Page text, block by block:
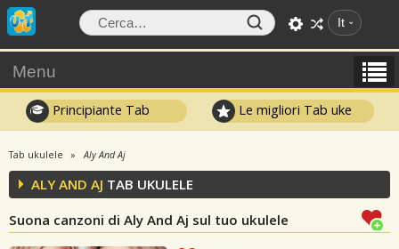
It
Menu
Principiante Tab Le migliori Tab uke
Tab ukulele Aly And Aj
ALY AND AJ TAB UKULELE
Suona canzoni di Aly And Aj sul tuo ukulele